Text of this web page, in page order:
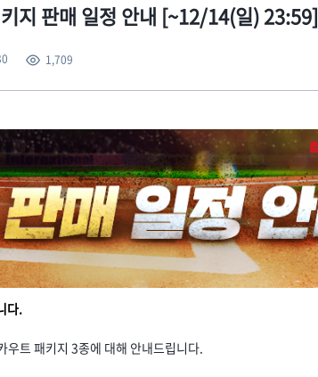
지 판매 일정 안내 [~12/14(일) 23:59]
1,709
다.
트 패키지 3종에 대해 안내드립니다.